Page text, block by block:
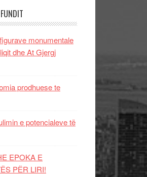
monumentale
dhe At Gjergj
prodhuese te
e potencialeve të
EPOKA E
PЁR LIRI!